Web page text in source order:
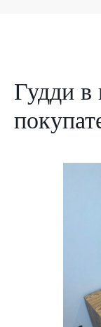
Гудди в